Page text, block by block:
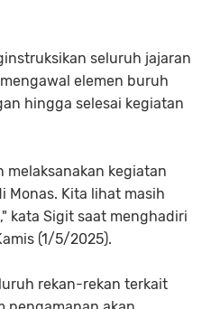
seluruh jajaran
elemen buruh
hingga selesai kegiatan
kegiatan
Monas. Kita lihat masih
kata Sigit saat menghadiri
(1/5/2025).
rekan-rekan terkait